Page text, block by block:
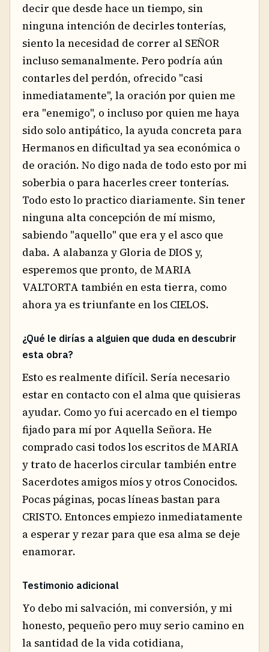
decir que desde hace un tiempo, sin
ninguna intención de decirles tonterías,
siento la necesidad de correr al SEÑOR
incluso semanalmente. Pero podría aún
contarles del perdón, ofrecido "casi
inmediatamente", la oración por quien me
era "enemigo", o incluso por quien me haya
sido solo antipático, la ayuda concreta para
Hermanos en dificultad ya sea económica o
de oración. No digo nada de todo esto por mi
soberbia o para hacerles creer tonterías.
Todo esto lo practico diariamente. Sin tener
ninguna alta concepción de mí mismo,
sabiendo "aquello" que era y el asco que
daba. A alabanza y Gloria de DIOS y,
esperemos que pronto, de MARIA
VALTORTA también en esta tierra, como
ahora ya es triunfante en los CIELOS.
¿Qué le dirías a alguien que duda en descubrir
esta obra?
Esto es realmente difícil. Sería necesario
estar en contacto con el alma que quisieras
ayudar. Como yo fui acercado en el tiempo
fijado para mí por Aquella Señora. He
comprado casi todos los escritos de MARIA
y trato de hacerlos circular también entre
Sacerdotes amigos míos y otros Conocidos.
Pocas páginas, pocas líneas bastan para
CRISTO. Entonces empiezo inmediatamente
a esperar y rezar para que esa alma se deje
enamorar.
Testimonio adicional
Yo debo mi salvación, mi conversión, y mi
honesto, pequeño pero muy serio camino en
la santidad de la vida cotidiana,